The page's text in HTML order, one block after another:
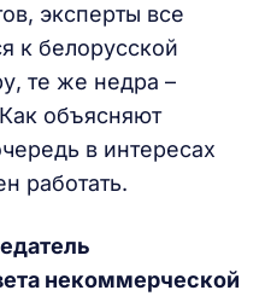
эксперты все
к белорусской
те же недра –
объясняют
в интересах
работать.
некоммерческой